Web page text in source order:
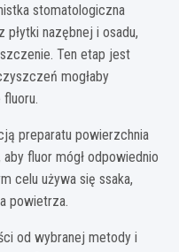
stomatologiczna
nazębnej i osadu,
Ten etap jest
mogłaby
fluoru.
preparatu powierzchnia
fluor mógł odpowiednio
celu używa się ssaka,
powietrza.
od wybranej metody i